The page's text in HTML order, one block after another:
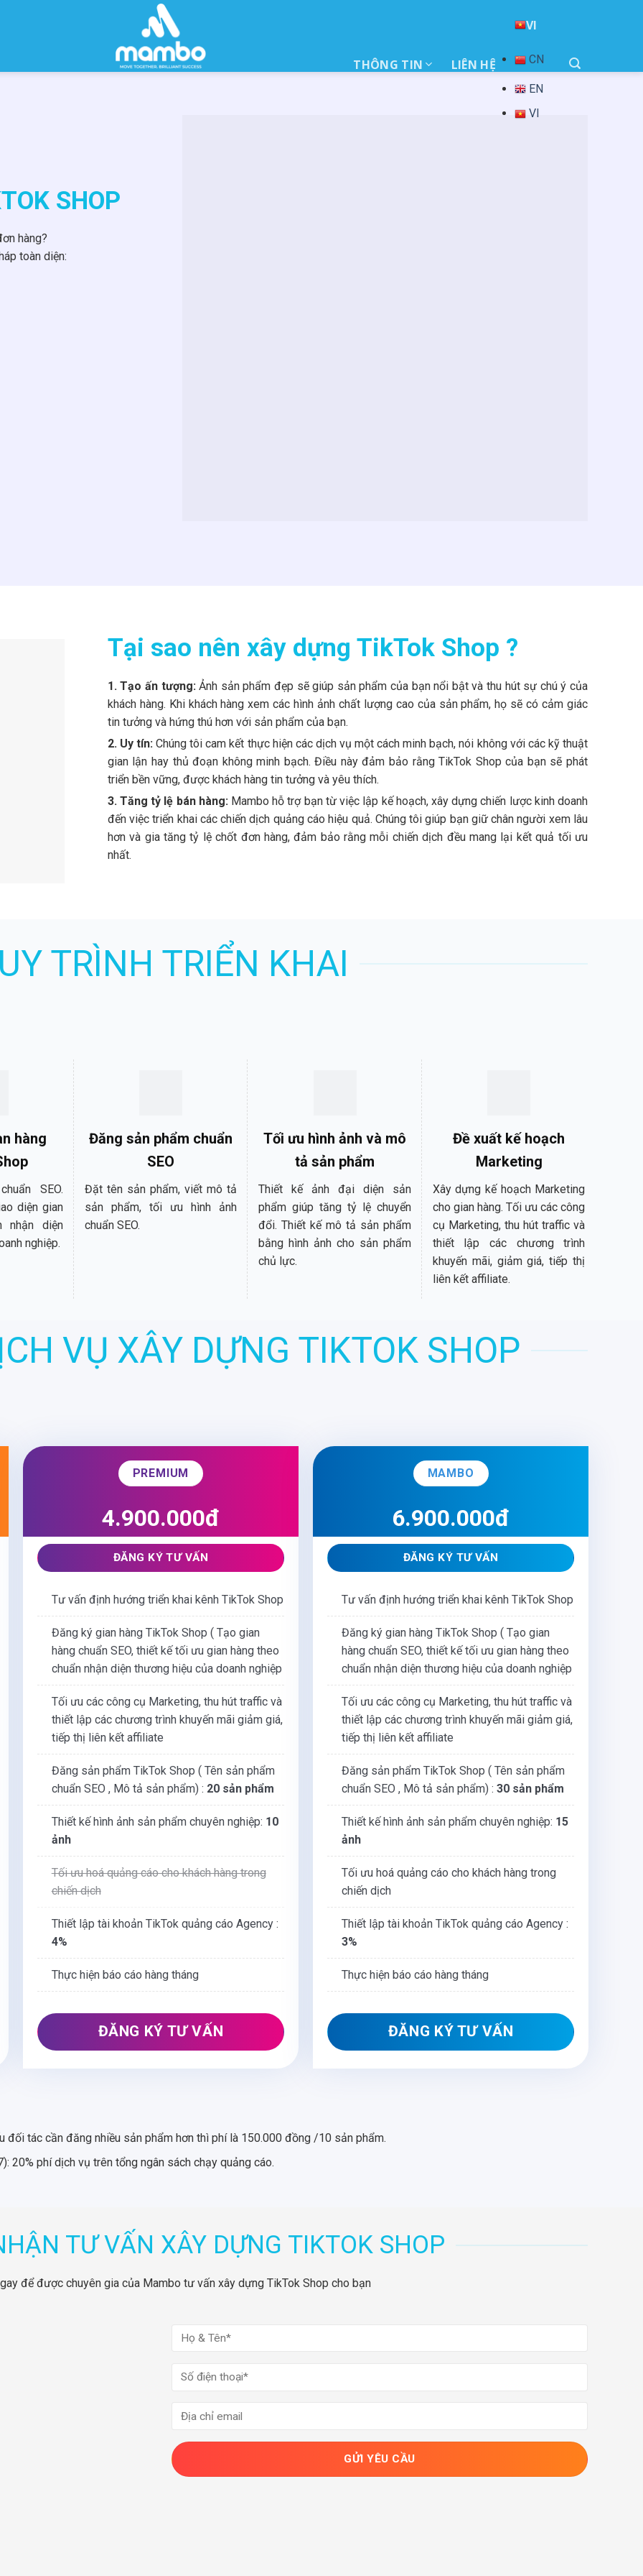
THÔNG TIN LIÊN HỆ
VI
EN
VI
SHOP
hàng?
toàn diện:
Tại sao nên xây dựng TikTok Shop ?
1. Tạo ấn tượng: Ảnh sản phẩm đẹp sẽ giúp sản phẩm của bạn nổi bật và thu hút sự chú ý của
khách hàng. Khi khách hàng xem các hình ảnh chất lượng cao của sản phẩm, họ sẽ có cảm giác
tin tưởng và hứng thú hơn với sản phẩm của bạn.
2. Uy tín:Chúng tôi cam kết thực hiện các dịch vụ một cách minh bạch, nói không với các kỹ thuật
gian lận hay thủ đoạn không minh bạch. Điều này đảm bảo rằng TikTok Shop của bạn sẽ phát
triển bền vững, được khách hàng tin tưởng và yêu thích.
3. Tăng tỷ lệ bán hàng: Mambo hỗ trợ bạn từ việc lập kế hoạch, xây dựng chiến lược kinh doanh
đến việc triển khai các chiến dịch quảng cáo hiệu quả. Chúng tôi giúp bạn giữ chân người xem lâu
hơn và gia tăng tỷ lệ chốt đơn hàng, đảm bảo rằng mỗi chiến dịch đều mang lại kết quả tối ưu
nhất.
TRÌNH TRIỂN KHAI
hàng
SEO.
diện gian
nhận diện
nghiệp.
Đăng sản phẩm chuẩn
SEO
Đặt tên sản phẩm, viết mô tả
sản phẩm, tối ưu hình ảnh
chuẩn SEO.
Tối ưu hình ảnh và mô
tả sản phẩm
Thiết kế ảnh đại diện sản
phẩm giúp tăng tỷ lệ chuyển
đổi. Thiết kế mô tả sản phẩm
bằng hình ảnh cho sản phẩm
chủ lực.
Đề xuất kế hoạch
Marketing
Xây dựng kế hoạch Marketing
cho gian hàng. Tối ưu các công
cụ Marketing, thu hút traffic và
thiết lập các chương trình
khuyến mãi, giảm giá, tiếp thị
liên kết affiliate.
VỤ XÂY DỰNG TIKTOK SHOP
PREMIUM
4.900.000đ
ĐĂNG KÝ TƯ VẤN
Tư vấn định hướng triển khai kênh TikTok Shop
Đăng ký gian hàng TikTok Shop ( Tạo gian
hàng chuẩn SEO, thiết kế tối ưu gian hàng theo
chuẩn nhận diện thương hiệu của doanh nghiệp
Tối ưu các công cụ Marketing, thu hút traffic và
thiết lập các chương trình khuyến mãi giảm giá,
tiếp thị liên kết affiliate
Đăng sản phẩm TikTok Shop ( Tên sản phẩm
chuẩn SEO , Mô tả sản phẩm) : 20 sản phẩm
Thiết kế hình ảnh sản phẩm chuyên nghiệp: 10
ảnh
Tối ưu hoá quảng cáo cho khách hàng trong
chiến dịch
Thiết lập tài khoản TikTok quảng cáo Agency :
4%
Thực hiện báo cáo hàng tháng
ĐĂNG KÝ TƯ VẤN
MAMBO
6.900.000đ
ĐĂNG KÝ TƯ VẤN
Tư vấn định hướng triển khai kênh TikTok Shop
Đăng ký gian hàng TikTok Shop ( Tạo gian
hàng chuẩn SEO, thiết kế tối ưu gian hàng theo
chuẩn nhận diện thương hiệu của doanh nghiệp
Tối ưu các công cụ Marketing, thu hút traffic và
thiết lập các chương trình khuyến mãi giảm giá,
tiếp thị liên kết affiliate
Đăng sản phẩm TikTok Shop ( Tên sản phẩm
chuẩn SEO , Mô tả sản phẩm) : 30 sản phẩm
Thiết kế hình ảnh sản phẩm chuyên nghiệp: 15
ảnh
Tối ưu hoá quảng cáo cho khách hàng trong
chiến dịch
Thiết lập tài khoản TikTok quảng cáo Agency :
3%
Thực hiện báo cáo hàng tháng
ĐĂNG KÝ TƯ VẤN
đối tác cần đăng nhiều sản phẩm hơn thì phí là 150.000 đồng /10 sản phẩm.
20% phí dịch vụ trên tổng ngân sách chạy quảng cáo.
TƯ VẤN XÂY DỰNG TIKTOK SHOP
để được chuyên gia của Mambo tư vấn xây dựng TikTok Shop cho bạn